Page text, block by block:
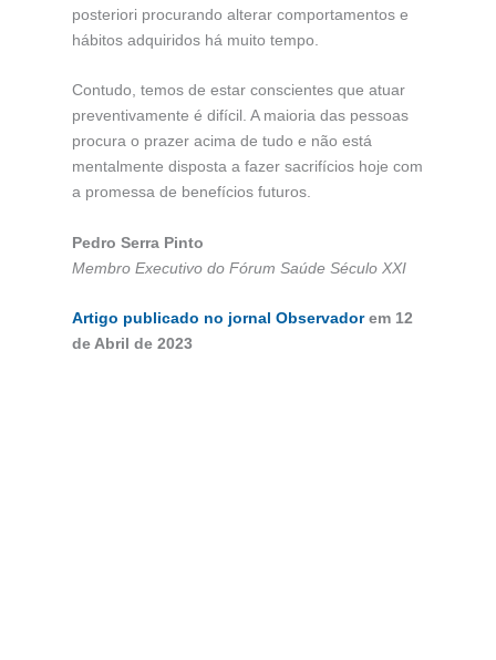
posteriori procurando alterar comportamentos e
hábitos adquiridos há muito tempo.
Contudo, temos de estar conscientes que atuar
preventivamente é difícil. A maioria das pessoas
procura o prazer acima de tudo e não está
mentalmente disposta a fazer sacrifícios hoje com
a promessa de benefícios futuros.
Pedro Serra Pinto
Membro Executivo do Fórum Saúde Século XXI
Artigo publicado no jornal Observadorem 12
de Abril de 2023